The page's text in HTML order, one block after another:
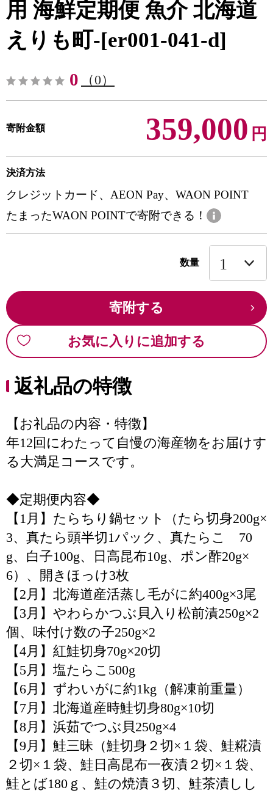
用 海鮮定期便 魚介 北海道
えりも町-[er001-041-d]
0 （0）
寄附金額 359,000 円
決済方法
クレジットカード、AEON Pay、WAON POINT
たまったWAON POINTで寄附できる！
数量
寄附する
お気に入りに追加する
返礼品の特徴
【お礼品の内容・特徴】
年12回にわたって自慢の海産物をお届けす
る大満足コースです。
◆定期便内容◆
【1月】たらちり鍋セット（たら切身200g×
3、真たら頭半切1パック、真たらこ 70
g、白子100g、日高昆布10g、ポン酢20g×
6）、開きほっけ3枚
【2月】北海道産活蒸し毛がに約400g×3尾
【3月】やわらかつぶ貝入り松前漬250g×2
個、味付け数の子250g×2
【4月】紅鮭切身70g×20切
【5月】塩たらこ500g
【6月】ずわいがに約1kg（解凍前重量）
【7月】北海道産時鮭切身80g×10切
【8月】浜茹でつぶ貝250g×4
【9月】鮭三昧（鮭切身２切×１袋、鮭糀漬
２切×１袋、鮭日高昆布一夜漬２切×１袋、
鮭とば180ｇ、鮭の焼漬３切、鮭茶漬しし